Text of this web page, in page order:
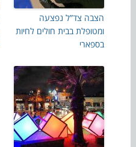
הצבה צד”ל נפצעה
ומטופלת בבית חולים לחיות
בספארי